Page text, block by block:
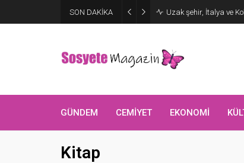
SON DAKİKA Uzak şehir, İtalya ve
GÜNDEM CEMİYET EKONOMİ
Kitap